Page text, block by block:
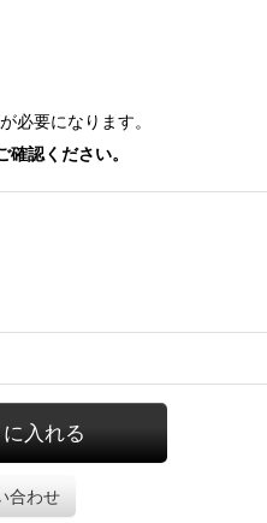
必要になります。
認ください。
入れる
合わせ